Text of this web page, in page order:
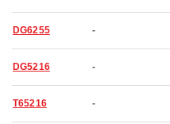
DG6255 -
DG5216 -
T65216 -